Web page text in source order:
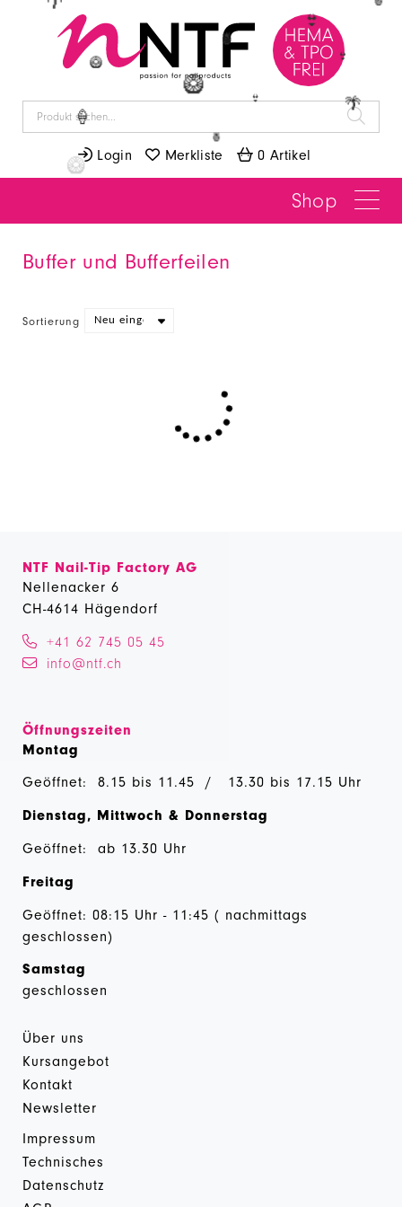
 Login  Merkliste  0 Artikel
Shop
Buffer und Bufferfeilen
Sortierung
NTF Nail-Tip Factory AG
Nellenacker 6
CH-4614 Hägendorf
+41 62 745 05 45
info@ntf.ch
Öffnungszeiten
Montag
Geöffnet: 8.15 bis 11.45 / 13.30 bis 17.15 Uhr
Dienstag, Mittwoch & Donnerstag
Geöffnet: ab 13.30 Uhr
Freitag
Geöffnet: 08:15 Uhr - 11:45 ( nachmittags
geschlossen)
Samstag
geschlossen
Über uns
Kursangebot
Kontakt
Newsletter
Impressum
Technisches
Datenschutz
🍍
🍦
🌴
👙
🥝
👙
🥝
🍍
👙
🍍
🌴